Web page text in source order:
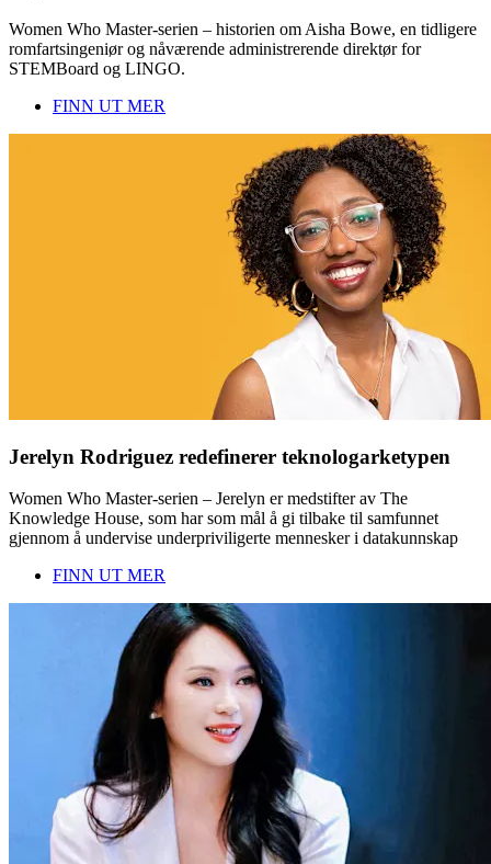
Women Who Master-serien – historien om Aisha Bowe, en tidligere
romfartsingeniør og nåværende administrerende direktør for
STEMBoard og LINGO.
FINN UT MER
Jerelyn Rodriguez redefinerer teknologarketypen
Women Who Master-serien – Jerelyn er medstifter av The
Knowledge House, som har som mål å gi tilbake til samfunnet
gjennom å undervise underpriviligerte mennesker i datakunnskap
FINN UT MER